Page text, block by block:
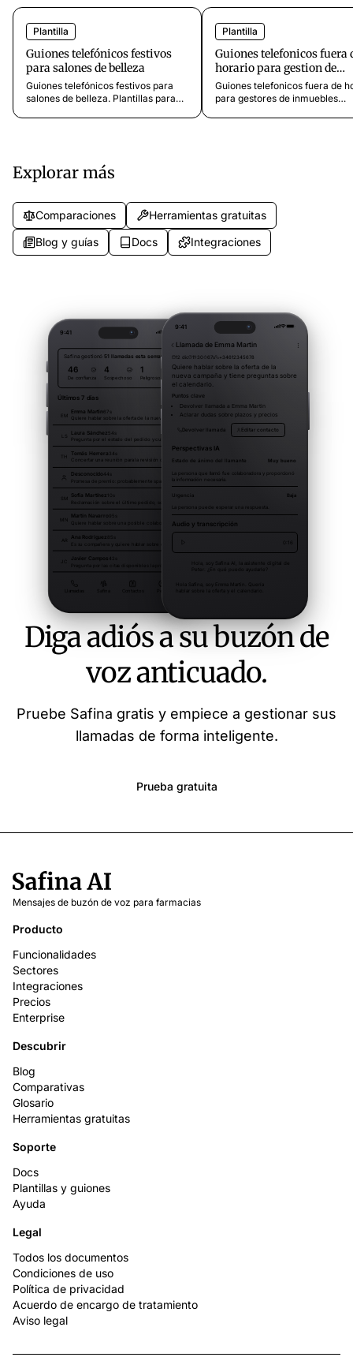
Plantilla
Guiones telefónicos festivos
para salones de belleza
Guiones telefónicos festivos para
salones de belleza. Plantillas para
y capturan solicitudes de cita.
Plantilla
Guiones telefonicos fuera
horario para gestion de
inmuebles comerciales
Guiones telefonicos fuera de
para gestores de inmuebles
Explorar más
Comparaciones
Herramientas gratuitas
Blog y guías
Docs Integraciones
Diga adiós a su buzón de
voz anticuado.
Pruebe Safina gratis y empiece a gestionar sus
llamadas de forma inteligente.
Prueba gratuita
Mensajes de buzón de voz para farmacias
Producto
Funcionalidades
Sectores
Integraciones
Precios
Enterprise
Descubrir
Blog
Comparativas
Glosario
Herramientas gratuitas
Soporte
Docs
Plantillas y guiones
Ayuda
Legal
Todos los documentos
Condiciones de uso
Política de privacidad
Acuerdo de encargo de tratamiento
Aviso legal